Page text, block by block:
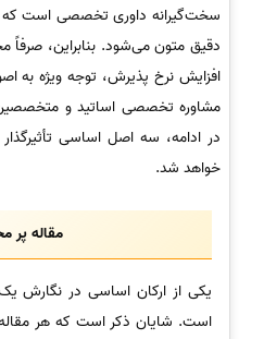
سخت‌گیرانه داوری تخصصی است که
دقیق متون می‌شود. بنابراین، صرفاً
افزایش نرخ پذیرش، توجه ویژه به
مشاوره تخصصی اساتید و
در ادامه، سه اصل اساسی تأثیرگذار
خواهد شد.
مقاله پر
یکی از ارکان اساسی در نگارش
است. شایان ذکر است که هر